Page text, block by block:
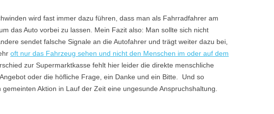
wird fast immer dazu führen, dass man als Fahrradfahrer am
das Auto vorbei zu lassen. Mein Fazit also: Man sollte sich nicht
sendet falsche Signale an die Autofahrer und trägt weiter dazu bei,
oft nur das Fahrzeug sehen und nicht den Menschen im oder auf dem
zur Supermarktkasse fehlt hier leider die direkte menschliche
oder die höfliche Frage, ein Danke und ein Bitte. Und so
Aktion in Lauf der Zeit eine ungesunde Anspruchshaltung.